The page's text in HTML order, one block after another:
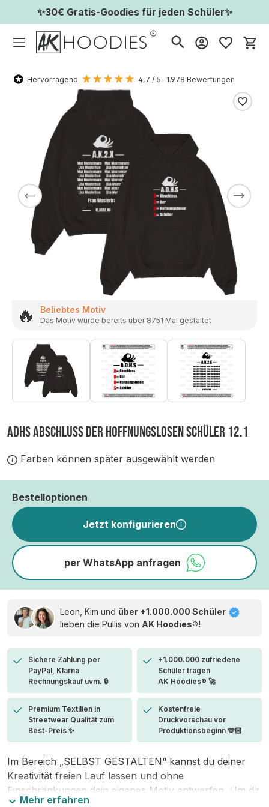
✨30€ Gratis-Goodies für jeden Schüler✨
Hervorragend 4,7 / 5 1.978 Bewertungen
🔥 Beliebtes Motiv
Das Motiv wurde bereits über 8751 Mal gestaltet
ADHS ABSCHLUSS DER HOFFNUNGSLOSEN SCHÜLER 12.1
Farben können später ausgewählt werden
Bestelloptionen
Jetzt konfigurieren
per WhatsApp anfragen
Leon, Kim und über +1.000.000 Schüler
lieben die Pullis von AK Hoodies®!
Sichere Zahlung per
PayPal, Klarna
Rechnungskauf uvm. 🔒
+1.000.000 zufriedene
Schüler tragen
AK Hoodies® 🚀
Premium Textilien in
Streetwear Qualität zum
Best-Preis ✨
Kostenfreie
Druckvorschau vor
Produktionsbeginn 🫶🏻
Im Bereich „SELBST GESTALTEN“ kannst du deiner
Kreativität freien Lauf lassen und ohne
Einschränkungen dein eigenes Motiv entwerfen. Um dir
Mehr erfahren